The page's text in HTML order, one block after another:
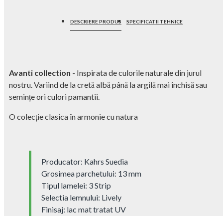
DESCRIERE PRODUS SPECIFICATII TEHNICE
Avanti collection - Inspirata de culorile naturale din jurul
nostru. Variind de la cretă albă până la argilă mai închisă sau
semințe ori culori pamantii.
O colecție clasica în armonie cu natura
Producator: Kahrs Suedia
Grosimea parchetului: 13 mm
Tipul lamelei: 3 Strip
Selectia lemnului: Lively
Finisaj: lac mat tratat UV